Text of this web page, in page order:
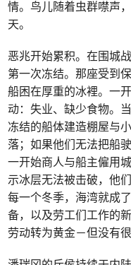
情。鸟儿随着虫群噤声
天。
恶兆开始累积。在围城
第一次冻结。那座受到
船困在厚重的冰裡。一
动：失业、缺少食物。
冻结的船体建造棚屋与
落；如果他们无法把船
一开始商人与船主僱用
示冰层无法被击破，他
每一个冬季，海湾就成
备，以及劳工们工作的
劳动转为黄金－但没有